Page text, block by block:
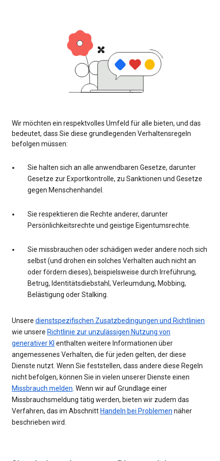
Wir möchten ein respektvolles Umfeld für alle bieten, und das
bedeutet, dass Sie diese grundlegenden Verhaltensregeln
befolgen müssen:
Sie halten sich an alle anwendbaren Gesetze, darunter
Gesetze zur Exportkontrolle, zu Sanktionen und Gesetze
gegen Menschenhandel.
Sie respektieren die Rechte anderer, darunter
Persönlichkeitsrechte und geistige Eigentumsrechte.
Sie missbrauchen oder schädigen weder andere noch sich
selbst (und drohen ein solches Verhalten auch nicht an
oder fördern dieses), beispielsweise durch Irreführung,
Betrug, Identitätsdiebstahl, Verleumdung, Mobbing,
Belästigung oder Stalking.
Unsere dienstspezifischen Zusatzbedingungen und Richtlinien
wie unsere Richtlinie zur unzulässigen Nutzung von
generativer KI enthalten weitere Informationen über
angemessenes Verhalten, die für jeden gelten, der diese
Dienste nutzt. Wenn Sie feststellen, dass andere diese Regeln
nicht befolgen, können Sie in vielen unserer Dienste einen
Missbrauch melden. Wenn wir auf Grundlage einer
Missbrauchsmeldung tätig werden, bieten wir zudem das
Verfahren, das im Abschnitt Handeln bei Problemen näher
beschrieben wird.